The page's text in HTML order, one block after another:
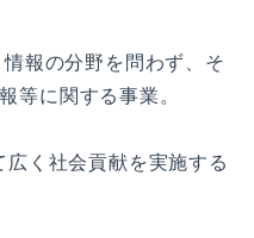
報の分野を問わず、そ
等に関する事業。
く社会貢献を実施する